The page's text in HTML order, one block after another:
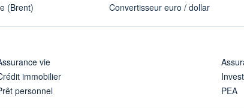
(Brent)
Convertisseur euro / dollar
vie
immobilier
personnel
PEA